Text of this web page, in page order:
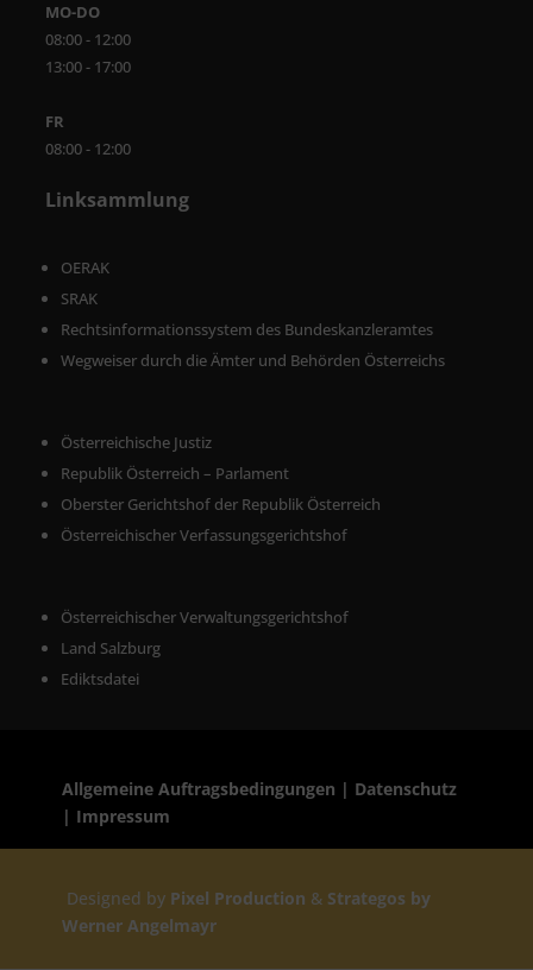
MO-DO
08:00 - 12:00
13:00 - 17:00
FR
08:00 - 12:00
Linksammlung
OERAK
SRAK
Rechtsinformationssystem des Bundeskanzleramtes
Wegweiser durch die Ämter und Behörden Österreichs
Österreichische Justiz
Republik Österreich – Parlament
Oberster Gerichtshof der Republik Österreich
Österreichischer Verfassungsgerichtshof
Österreichischer Verwaltungsgerichtshof
Land Salzburg
Ediktsdatei
Allgemeine Auftragsbedingungen | Datenschutz
| Impressum
Designed by Pixel Production &Strategos by
Werner Angelmayr